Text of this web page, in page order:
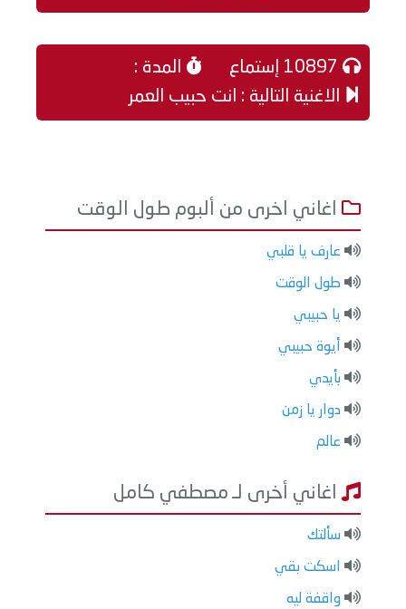
المدة :
الاغنية التالية : انت حبيب العمر
اغاني اخرى من ألبوم طول الوقت
عارف يا قلبي
طول الوقت
يا حبيبي
أيوة حبيبي
بأيدي
دوار يا زمن
عالم
اغاني أخرى لـ مصطفي كامل
سألتك
اسكت بقي
واقفة ليه